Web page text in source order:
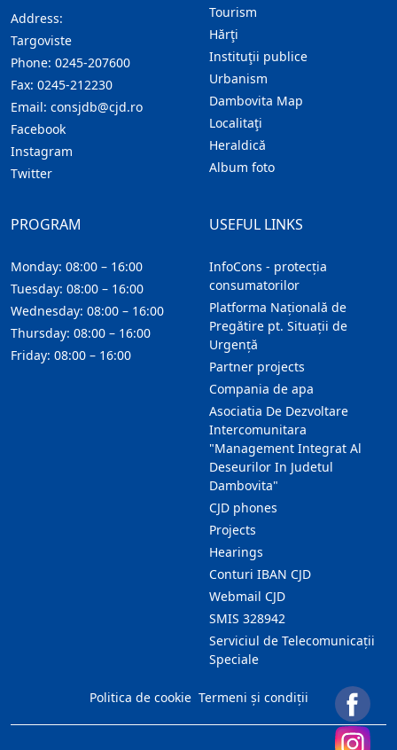
Address:
Targoviste
Phone: 0245-207600
Fax: 0245-212230
Email: consjdb@cjd.ro
Facebook
Instagram
Twitter
Tourism
Hărţi
Instituţii publice
Urbanism
Dambovita Map
Localitaţi
Heraldică
Album foto
USEFUL LINKS
InfoCons - protecția
consumatorilor
Platforma Națională de
Pregătire pt. Situații de
Urgență
Partner projects
Compania de apa
Asociatia De Dezvoltare
Intercomunitara
"Management Integrat Al
Deseurilor In Judetul
Dambovita"
CJD phones
Projects
Hearings
Conturi IBAN CJD
Webmail CJD
SMIS 328942
Serviciul de Telecomunicații
Speciale
PROGRAM
Monday: 08:00 – 16:00
Tuesday: 08:00 – 16:00
Wednesday: 08:00 – 16:00
Thursday: 08:00 – 16:00
Friday: 08:00 – 16:00
Politica de cookie Termeni și condiții